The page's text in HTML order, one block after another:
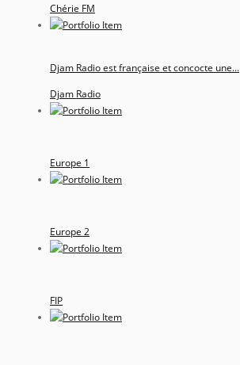
Chérie FM
Djam Radio est française et concocte une...
Djam Radio
Europe 1
Europe 2
FIP